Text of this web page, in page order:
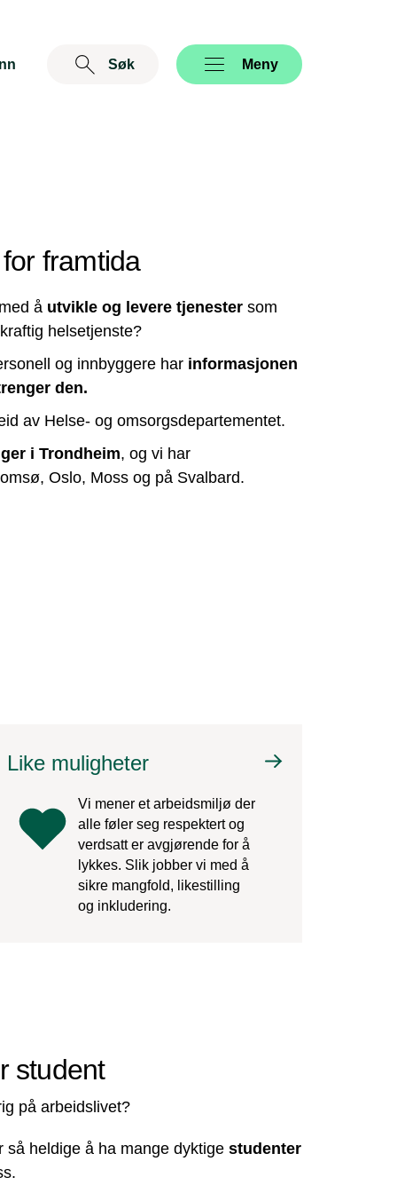
Søk Åpne
Meny
framtida
å utvikle og levere tjenestersom
helsetjenste?
og innbyggere har informasjonen
den.
av Helse- og omsorgsdepartementet.
i Trondheim, og vi har
Oslo, Moss og på Svalbard.
Like muligheter
Vi mener et arbeidsmiljø der
alle føler seg respektert og
verdsatt er avgjørende for å
lykkes. Slik jobber vi med å
sikre mangfold, likestilling
og inkludering.
student
på arbeidslivet?
så heldige å ha mange dyktige studenter